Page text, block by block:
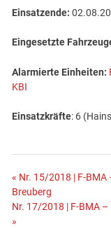
Einsatzende:
Eingesetzte
Alarmierte Einheiten:
KBI
Einsatzkräfte: 6
« Nr. 15/2018 | F-
Breuberg
Nr. 17/2018 | F-BMA
»